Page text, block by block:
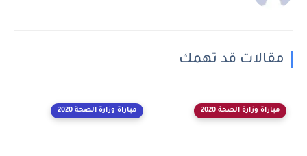
مقالات قد تهمك
مباراة وزارة الصحة 2020 مباراة وزارة الصحة 2020